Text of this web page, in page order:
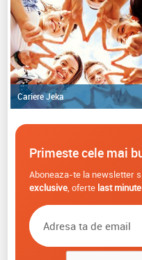
Cariere Jeka
Primeste cele mai
Aboneaza-te la newsletter
exclusive, oferte last minute